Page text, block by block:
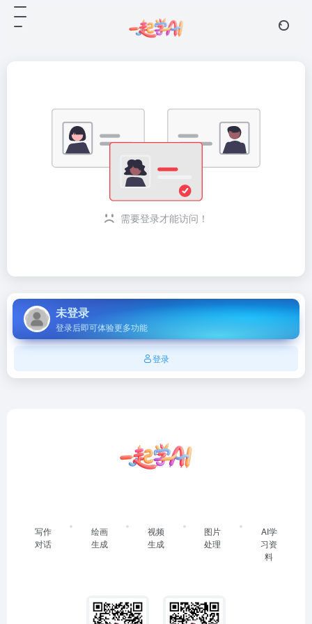
需要登录才能访问！
未登录
登录后即可体验更多功能
登录
写作
对话
绘画
生成
视频
生成
图片
处理
AI学
习资
料